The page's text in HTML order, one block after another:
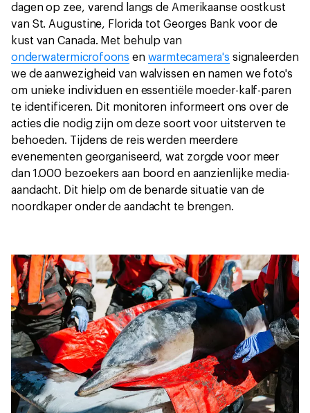
dagen op zee, varend langs de Amerikaanse oostkust
van St. Augustine, Florida tot Georges Bank voor de
kust van Canada. Met behulp van
onderwatermicrofoons en warmtecamera's signaleerden
we de aanwezigheid van walvissen en namen we foto's
om unieke individuen en essentiële moeder-kalf-paren
te identificeren. Dit monitoren informeert ons over de
acties die nodig zijn om deze soort voor uitsterven te
behoeden. Tijdens de reis werden meerdere
evenementen georganiseerd, wat zorgde voor meer
dan 1.000 bezoekers aan boord en aanzienlijke media-
aandacht. Dit hielp om de benarde situatie van de
noordkaper onder de aandacht te brengen.